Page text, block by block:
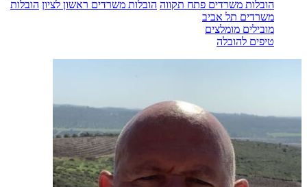
הובלות משרדים פתח תקווה הובלות משרדים ראשון לציון הובלות
משרדים תל אביב
מובילים מומלצים
טיפים להובלה